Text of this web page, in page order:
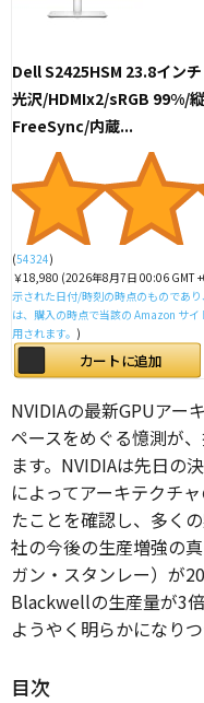
Dell S2425HSM 23.8イン
光沢/HDMIx2/sRGB 99%/
FreeSync/内蔵...
(54324)
￥18,980 (2026年8月7日 00:06 GMT
示された日付/時刻の時点のものであ
は、購入の時点で当該の Amazon サ
用されます。 )
カートに追加
NVIDIAの最新GPUアー
ペースをめぐる憶測が
ます。NVIDIAは先日の
によってアーキテクチ
たことを確認し、多く
社の今後の生産増強の
ガン・スタンレー）が
Blackwellの生産量が3
ようやく明らかになりつ
目次